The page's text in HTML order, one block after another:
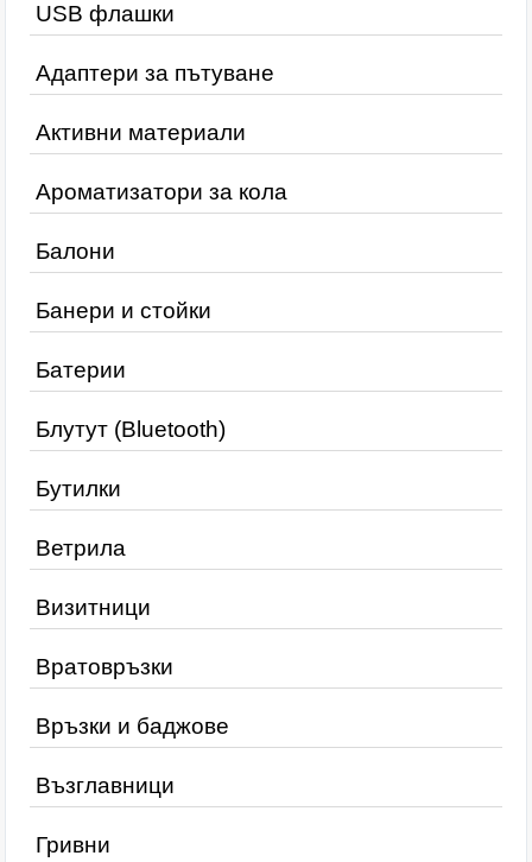
USB флашки
Адаптери за пътуване
Активни материали
Ароматизатори за кола
Балони
Банери и стойки
Батерии
Блутут (Bluetooth)
Бутилки
Ветрила
Визитници
Вратовръзки
Връзки и баджове
Възглавници
Гривни